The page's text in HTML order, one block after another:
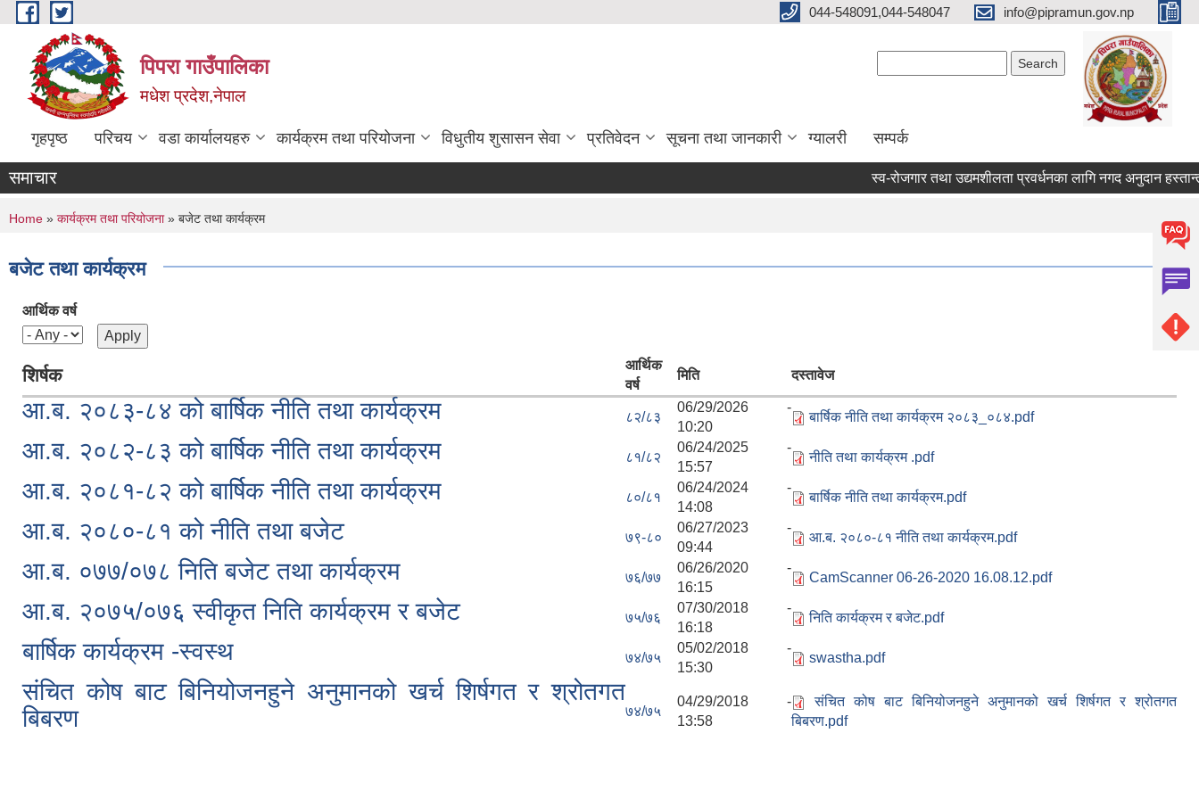
Skip to main content 044-548091,044-548047 info@pipramun.gov.np
पिपरा गाउँपालिका
मधेश प्रदेश,नेपाल
गृहपृष्ठ परिचय वडा कार्यालयहरु कार्यक्रम तथा परियोजना विधुतीय शुसासन सेवा प्रतिवेदन सूचना तथा जानकारी ग्यालरी सम्पर्क
समाचार स्व-रोजगार तथा उद्यमशीलता प्रवर्धनका लागि नगद अनुदान
You are here
Home » कार्यक्रम तथा परियोजना» बजेट तथा कार्यक्रम
बजेट तथा कार्यक्रम
आर्थिक वर्ष
शिर्षक
आर्थिक
वर्ष
मिति दस्तावेज
आ.ब. २०८३-८४ को बार्षिक नीति तथा कार्यक्रम ८२/८३
06/29/2026 -
10:20
बार्षिक नीति तथा कार्यक्रम २०८३_०८४.pdf
आ.ब. २०८२-८३ को बार्षिक नीति तथा कार्यक्रम ८१/८२
06/24/2025 -
15:57
नीति तथा कार्यक्रम .pdf
आ.ब. २०८१-८२ को बार्षिक नीति तथा कार्यक्रम ८०/८१
06/24/2024 -
14:08
बार्षिक नीति तथा कार्यक्रम.pdf
आ.ब. २०८०-८१ को नीति तथा बजेट ७९-८०
06/27/2023 -
09:44
आ.ब. २०८०-८१ नीति तथा कार्यक्रम.pdf
आ.ब. ०७७/०७८ निति बजेट तथा कार्यक्रम ७६/७७
06/26/2020 -
16:15
CamScanner 06-26-2020 16.08.12.pdf
आ.ब. २०७५/०७६ स्वीकृत निति कार्यक्रम र बजेट ७५/७६
07/30/2018 -
16:18
निति कार्यक्रम र बजेट.pdf
बार्षिक कार्यक्रम -स्वस्थ ७४/७५
05/02/2018 -
15:30
swastha.pdf
संचित कोष बाट बिनियोजनहुने अनुमानको खर्च शिर्षगत र श्रोतगत
बिबरण
७४/७५
04/29/2018 -
13:58
संचित कोष बाट बिनियोजनहुने अनुमानको खर्च शिर्षगत र श्रोतगत
बिबरण.pdf